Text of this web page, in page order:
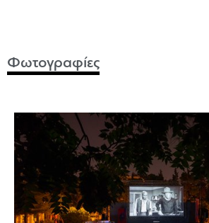
Φωτογραφίες